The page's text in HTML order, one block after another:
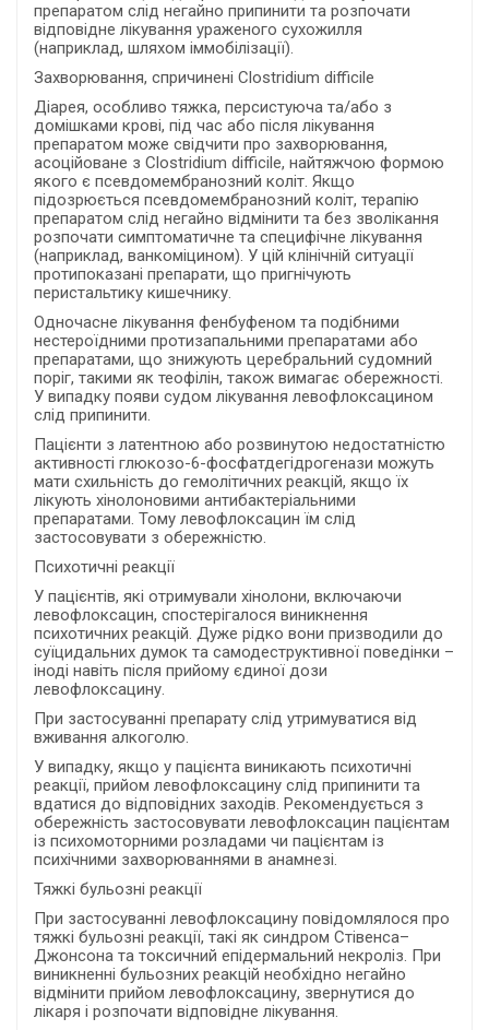
препаратом слід негайно припинити та розпочати
відповідне лікування ураженого сухожилля
(наприклад, шляхом іммобілізації).
Захворювання, спричинені Clostridium difficile
Діарея, особливо тяжка, персистуюча та/або з
домішками крові, під час або після лікування
препаратом може свідчити про захворювання,
асоційоване з Clostridium difficile, найтяжчою формою
якого є псевдомембранозний коліт. Якщо
підозрюється псевдомембранозний коліт, терапію
препаратом слід негайно відмінити та без зволікання
розпочати симптоматичне та специфічне лікування
(наприклад, ванкоміцином). У цій клінічній ситуації
протипоказані препарати, що пригнічують
перистальтику кишечнику.
Одночасне лікування фенбуфеном та подібними
нестероїдними протизапальними препаратами або
препаратами, що знижують церебральний судомний
поріг, такими як теофілін, також вимагає обережності.
У випадку появи судом лікування левофлоксацином
слід припинити.
Пацієнти з латентною або розвинутою недостатністю
активності глюкозо-6-фосфатдегідрогенази можуть
мати схильність до гемолітичних реакцій, якщо їх
лікують хінолоновими антибактеріальними
препаратами. Тому левофлоксацин їм слід
застосовувати з обережністю.
Психотичні реакції
У пацієнтів, які отримували хінолони, включаючи
левофлоксацин, спостерігалося виникнення
психотичних реакцій. Дуже рідко вони призводили до
суїцидальних думок та самодеструктивної поведінки –
іноді навіть після прийому єдиної дози
левофлоксацину.
При застосуванні препарату слід утримуватися від
вживання алкоголю.
У випадку, якщо у пацієнта виникають психотичні
реакції, прийом левофлоксацину слід припинити та
вдатися до відповідних заходів. Рекомендується з
обережність застосовувати левофлоксацин пацієнтам
із психомоторними розладами чи пацієнтам із
психічними захворюваннями в анамнезі.
Тяжкі бульозні реакції
При застосуванні левофлоксацину повідомлялося про
тяжкі бульозні реакції, такі як синдром Стівенса–
Джонсона та токсичний епідермальний некроліз. При
виникненні бульозних реакцій необхідно негайно
відмінити прийом левофлоксацину, звернутися до
лікаря і розпочати відповідне лікування.